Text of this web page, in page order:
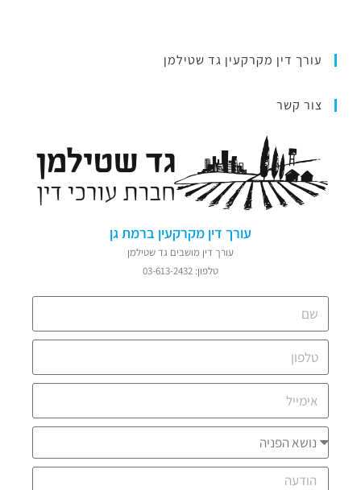
עורך דין מקרקעין גד שטילמן
צור קשר
עורך דין מקרקעין ברמת גן
עורך דין מושבים גד שטילמן
טלפון: 03-613-2432